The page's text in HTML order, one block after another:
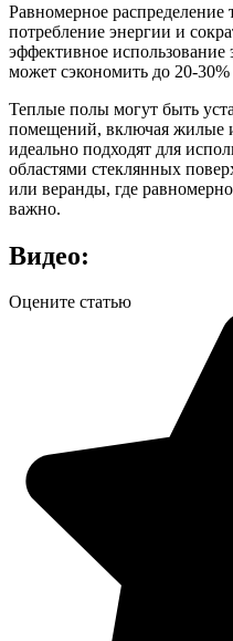
Равномерное распределение
потребление энергии и
эффективное
может сэкономить до 20-
Теплые полы могут быть
помещений, включая жилые
идеально подходят для
областями стеклянных
или веранды, где
важно.
Видео:
Оцените статью